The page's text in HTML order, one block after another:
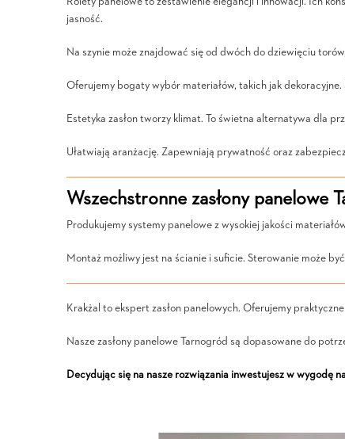
jasność.
Na szynie może znajdować się od dwóch do dziewięciu
Oferujemy bogaty wybór materiałów, takich jak
Estetyka zasłon tworzy klimat. To świetna alternatywa dla
Ułatwiają aranżację. Zapewniają prywatność oraz
Wszechstronne zasłony panelowe
Produkujemy systemy panelowe z wysokiej jakości
Montaż możliwy jest na ścianie i suficie. Sterowanie może
Krakżal to ekspert zasłon panelowych. Oferujemy
Nasze zasłony panelowe Tarnogród są dopasowane do
Decydując się na nasze rozwiązania inwestujesz w wygodę